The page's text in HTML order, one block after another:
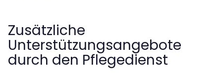
Zusätzliche
Unterstützungsangebote
durch den Pflegedienst